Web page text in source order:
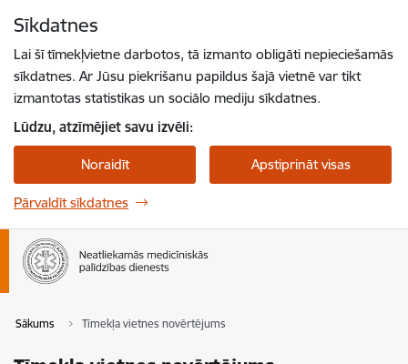
Sīkdatnes
Lai šī tīmekļvietne darbotos, tā izmanto obligāti nepieciešamās
sīkdatnes. Ar Jūsu piekrišanu papildus šajā vietnē var tikt
izmantotas statistikas un sociālo mediju sīkdatnes.
Lūdzu, atzīmējiet savu izvēli:
Noraidīt Apstiprināt visas
Pārvaldīt sīkdatnes
Sākums Tīmekļa vietnes novērtējums